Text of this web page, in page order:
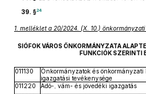
39. §24
1. melléklet a 20/2024. (X. 10.)
SIÓFOK VÁROS ÖNKORMÁNYZATA
FUNKCIÓK SZERINTI
011130
Önkormányzatok és önkormányzati
igazgatási tevékenysége
011220
Adó-, vám- és jövedéki igazgatás